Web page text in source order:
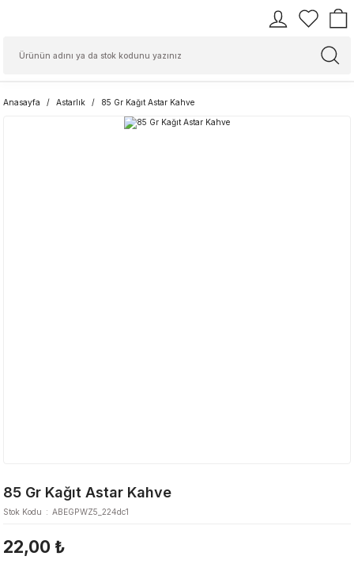
Anasayfa Astarlık 85 Gr Kağıt Astar Kahve
85 Gr Kağıt Astar Kahve
Stok Kodu ABEGPWZ5_224dc1
22,00 ₺